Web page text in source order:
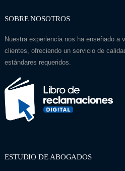
SOBRE NOSOTROS
Nuestra experiencia nos ha enseñado a
clientes, ofreciendo un servicio de
estándares requeridos.
ESTUDIO DE ABOGADOS